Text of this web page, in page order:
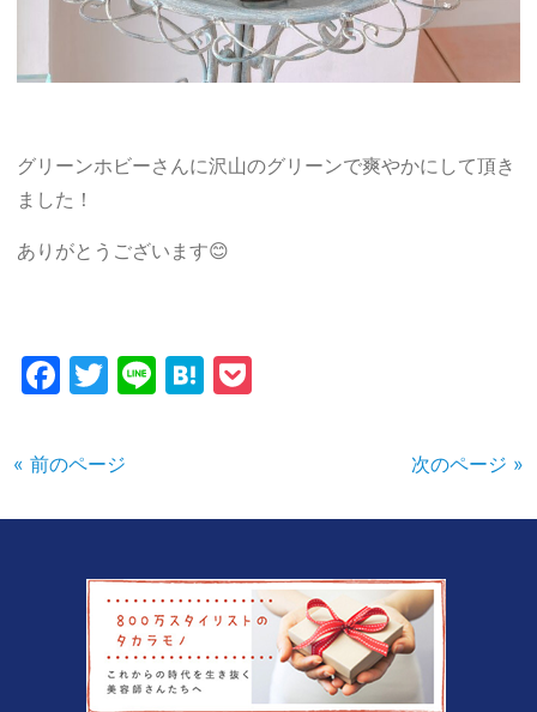
グリーンホビーさんに沢山のグリーンで爽やかにして頂き
ました！
ありがとうございます😊
Facebook
Twitter
LineHatena
« 前のページ 次のページ »